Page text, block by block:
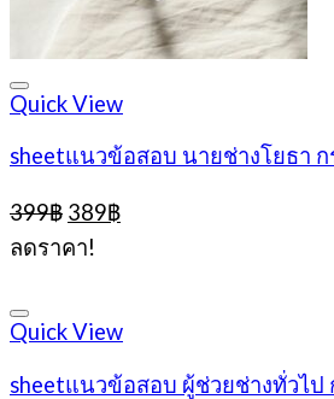
Quick View
sheetแนวข้อสอบ นายช่างโยธา
399฿ Original
price
was:
389฿Current
ลดราคา!
Quick View
sheetแนวข้อสอบ ผู้ช่วยช่างทั่วไป